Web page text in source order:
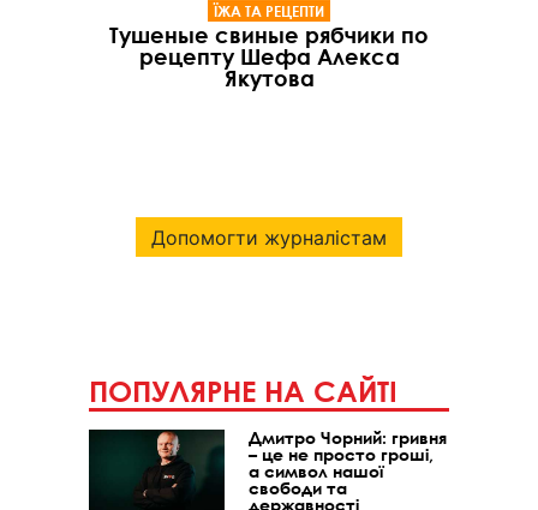
ЇЖА ТА РЕЦЕПТИ
Тушеные свиные рябчики по
рецепту Шефа Алекса
Якутова
Допомогти журналістам
ПОПУЛЯРНЕ НА САЙТІ
Дмитро Чорний: гривня
– це не просто гроші,
а символ нашої
свободи та
державності